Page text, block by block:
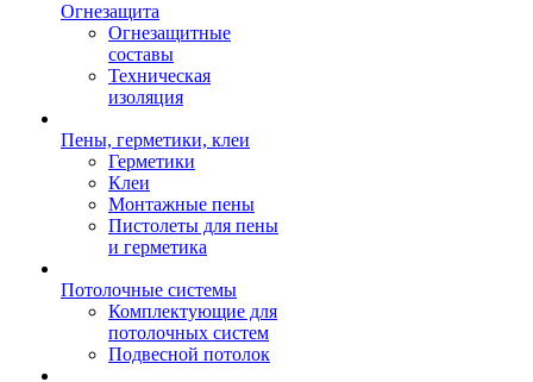
Огнезащита
Огнезащитные
составы
Техническая
изоляция
Пены, герметики, клеи
Герметики
Клеи
Монтажные пены
Пистолеты для пены
и герметика
Потолочные системы
Комплектующие для
потолочных систем
Подвесной потолок